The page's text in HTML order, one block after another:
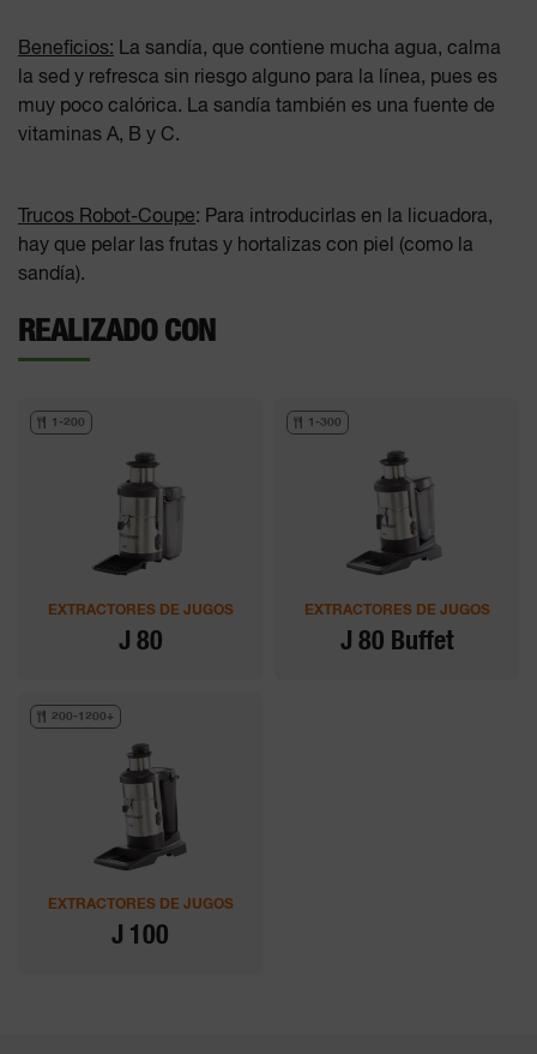
Beneficios: La sandía, que contiene mucha agua, calma
la sed y refresca sin riesgo alguno para la línea, pues es
muy poco calórica. La sandía también es una fuente de
vitaminas A, B y C.
Trucos Robot-Coupe: Para introducirlas en la licuadora,
hay que pelar las frutas y hortalizas con piel (como la
sandía).
REALIZADO CON
1-200
EXTRACTORES DE JUGOS
J 80
1-300
EXTRACTORES DE JUGOS
J 80 Buffet
200-1200+
EXTRACTORES DE JUGOS
J 100